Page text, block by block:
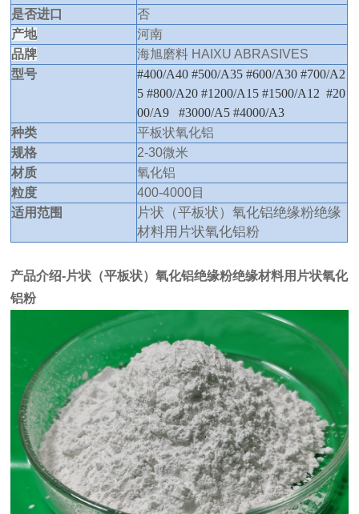
是否进口
否
产地
河南
品牌
海旭磨料 HAIXU ABRASIVES
型号
#400/A40 #500/A35 #600/A30 #700/A2
5 #800/A20 #1200/A15 #1500/A12 #20
00/A9 #3000/A5 #4000/A3
种类
平板状氧化铝
规格
2-30微米
材质
氧化铝
粒度
400-4000目
适用范围
片状（平板状）氧化铝绝缘粉绝缘
材料用片状氧化铝粉
产品介绍-片状（平板状）氧化铝绝缘粉绝缘材料用片状氧化
铝粉